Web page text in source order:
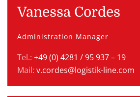
Vanessa Cordes
Administration Manager
Tel.: +49 (0) 4281 / 95 937 – 19
Mail: v.cordes@logistik-line.com